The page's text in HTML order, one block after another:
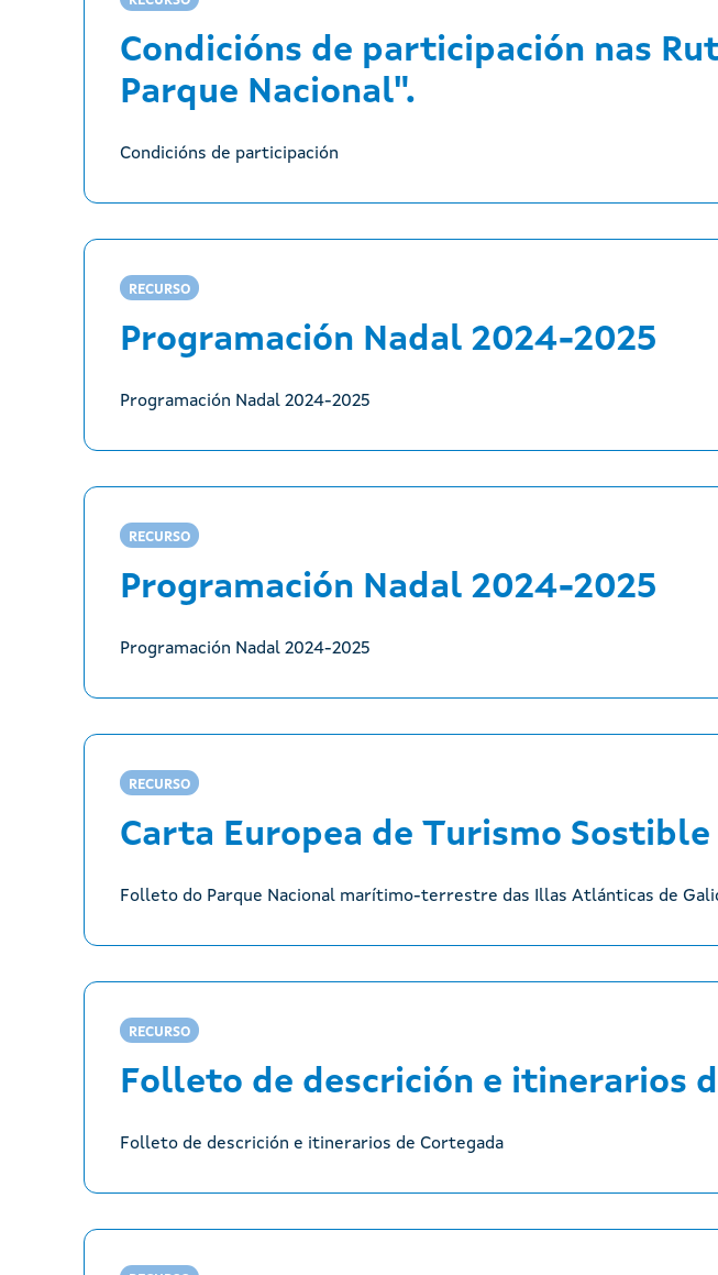
Condicións de participación nas
Parque Nacional".
Condicións de participación
RECURSO
Programación Nadal 2024-2025
Programación Nadal 2024-2025
RECURSO
Programación Nadal 2024-2025
Programación Nadal 2024-2025
RECURSO
Carta Europea de Turismo Sostible
Folleto do Parque Nacional marítimo-terrestre das Illas Atlánticas de
RECURSO
Folleto de descrición e itinerarios
Folleto de descrición e itinerarios de Cortegada